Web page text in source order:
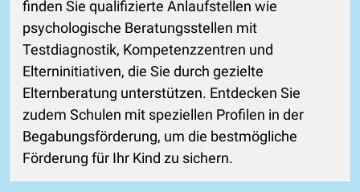
finden Sie qualifizierte Anlaufstellen wie
psychologische Beratungsstellen mit
Testdiagnostik, Kompetenzzentren und
Elterninitiativen, die Sie durch gezielte
Elternberatung unterstützen. Entdecken Sie
zudem Schulen mit speziellen Profilen in der
Begabungsförderung, um die bestmögliche
Förderung für Ihr Kind zu sichern.